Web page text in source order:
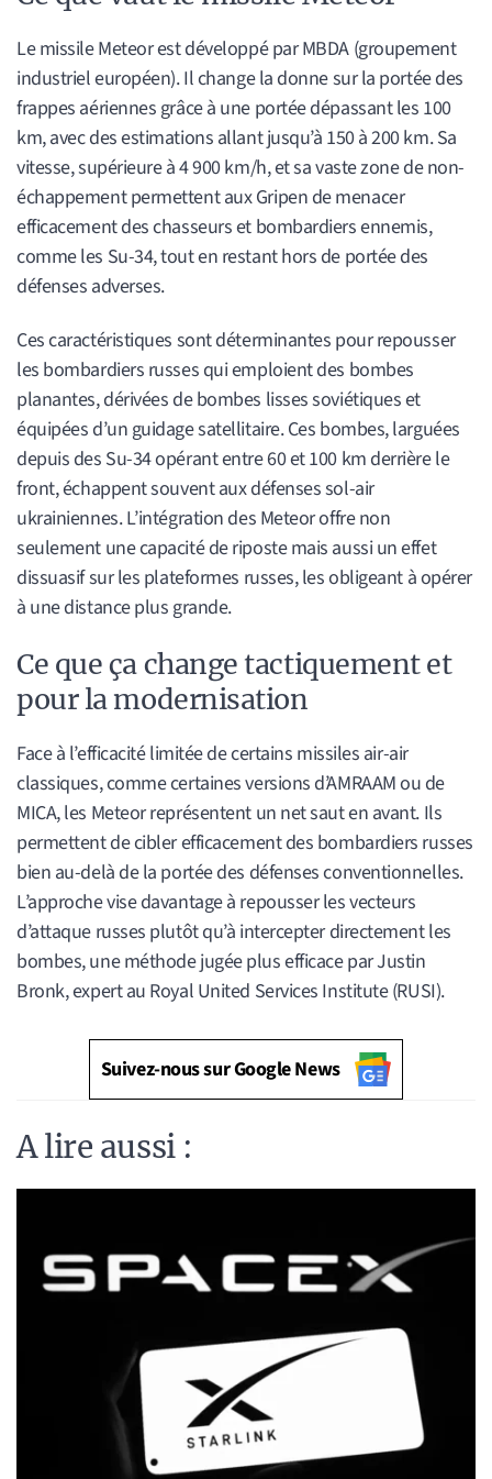
Le missile Meteor est développé par MBDA (groupement
industriel européen). Il change la donne sur la portée des
frappes aériennes grâce à une portée dépassant les 100
km, avec des estimations allant jusqu’à 150 à 200 km. Sa
vitesse, supérieure à 4 900 km/h, et sa vaste zone de non-
échappement permettent aux Gripen de menacer
efficacement des chasseurs et bombardiers ennemis,
comme les Su-34, tout en restant hors de portée des
défenses adverses.
Ces caractéristiques sont déterminantes pour repousser
les bombardiers russes qui emploient des bombes
planantes, dérivées de bombes lisses soviétiques et
équipées d’un guidage satellitaire. Ces bombes, larguées
depuis des Su-34 opérant entre 60 et 100 km derrière le
front, échappent souvent aux défenses sol-air
ukrainiennes. L’intégration des Meteor offre non
seulement une capacité de riposte mais aussi un effet
dissuasif sur les plateformes russes, les obligeant à opérer
à une distance plus grande.
Ce que ça change tactiquement et
pour la modernisation
Face à l’efficacité limitée de certains missiles air-air
classiques, comme certaines versions d’AMRAAM ou de
MICA, les Meteor représentent un net saut en avant. Ils
permettent de cibler efficacement des bombardiers russes
bien au-delà de la portée des défenses conventionnelles.
L’approche vise davantage à repousser les vecteurs
d’attaque russes plutôt qu’à intercepter directement les
bombes, une méthode jugée plus efficace par Justin
Bronk, expert au Royal United Services Institute (RUSI).
Suivez-nous sur Google News
A lire aussi :